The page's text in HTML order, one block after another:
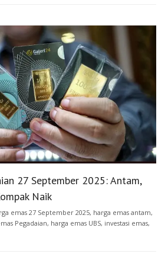
27 September 2025: Antam,
Naik
emas 27 September 2025, harga emas antam,
Pegadaian, harga emas UBS, investasi emas,